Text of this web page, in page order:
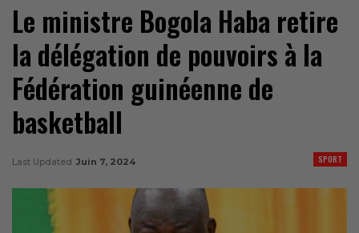
Le ministre Bogola Haba retire
la délégation de pouvoirs à la
Fédération guinéenne de
basketball
SPORT
Last Updated Juin 7, 2024